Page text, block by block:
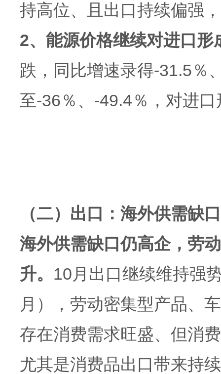
持高位、且出口持续偏强
2、能源价格继续对进口形
跌，同比增速录得-31.5％
至-36％、-49.4％，对进
（二）出口：海外供需缺
海外供需缺口仍高企，劳
升。 10月出口继续维持强
月），劳动密集型产品、
存在消费需求旺盛、但消
尤其是消费品出口带来持